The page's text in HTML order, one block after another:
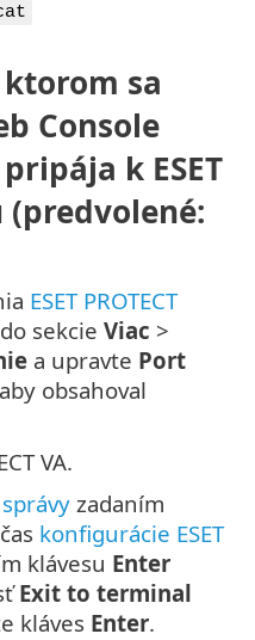
sa
Console
k ESET
(predvolené:
ESET PROTECT
sekcie Viac >
a upravte Port
obsahoval
VA.
zadaním
konfigurácie ESET
klávesu Enter
Exit to terminal
kláves Enter.